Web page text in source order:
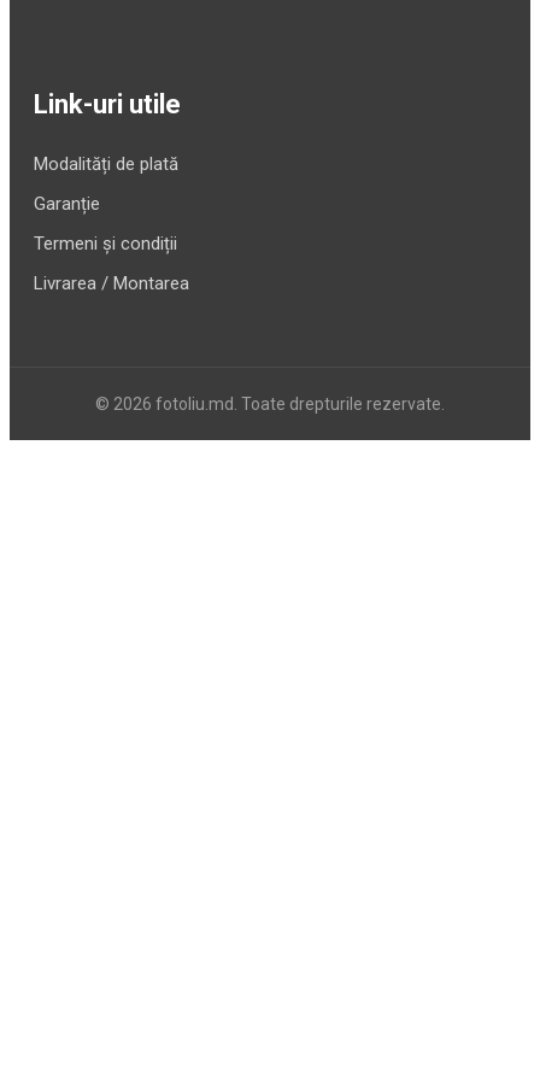
Link-uri utile
Modalități de plată
Garanție
Termeni și condiții
Livrarea / Montarea
© 2026 fotoliu.md. Toate drepturile rezervate.